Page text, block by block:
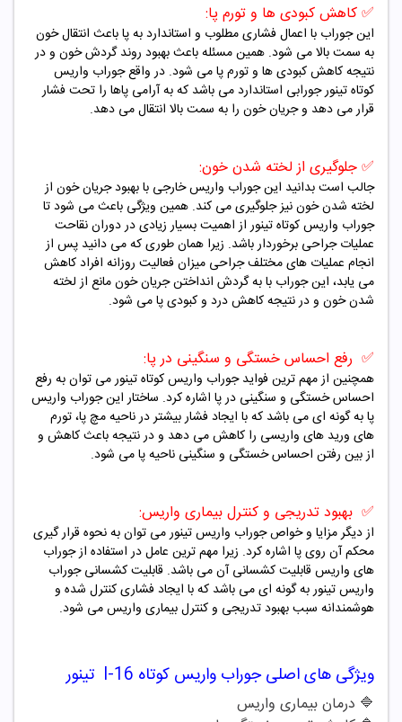
✅کاهش کبودی ها و تورم پا:
این جوراب با اعمال فشاری مطلوب و استاندارد به پا باعث انتقال خون
به سمت بالا می شود. همین مسئله باعث بهبود روند گردش خون و در
نتیجه کاهش کبودی ها و تورم پا می شود. در واقع جوراب واریس
کوتاه تینور جورابی استاندارد می باشد که به آرامی پاها را تحت فشار
قرار می دهد و جریان خون را به سمت بالا انتقال می دهد.
✅جلوگیری از لخته شدن خون:
جالب است بدانید این جوراب واریس خارجی با بهبود جریان خون از
لخته شدن خون نیز جلوگیری می کند. همین ویژگی باعث می شود تا
جوراب واریس کوتاه تینور از اهمیت بسیار زیادی در دوران نقاحت
عملیات جراحی برخوردار باشد. زیرا همان طوری که می دانید پس از
انجام عملیات های مختلف جراحی میزان فعالیت روزانه افراد کاهش
می یابد، این جوراب با به گردش انداختن جریان خون مانع از لخته
شدن خون و در نتیجه کاهش درد و کبودی پا می شود.
✅ رفع احساس خستگی و سنگینی در پا:
همچنین از مهم ترین فواید جوراب واریس کوتاه تینور می توان به رفع
احساس خستگی و سنگینی در پا اشاره کرد. ساختار این جوراب واریس
پا به گونه ای می باشد که با ایجاد فشار بیشتر در ناحیه مچ پا، تورم
های ورید های واریسی را کاهش می دهد و در نتیجه باعث کاهش و
از بین رفتن احساس خستگی و سنگینی ناحیه پا می شود.
✅ بهبود تدریجی و کنترل بیماری واریس:
از دیگر مزایا و خواص جوراب واریس تینور می توان به نحوه قرار گیری
محکم آن روی پا اشاره کرد. زیرا مهم ترین عامل در استفاده از جوراب
های واریس قابلیت کشسانی آن می باشد. قابلیت کشسانی جوراب
واریس تینور به گونه ای می باشد که با ایجاد فشاری کنترل شده و
هوشمندانه سبب بهبود تدریجی و کنترل بیماری واریس می شود.
ویژگی های اصلی جوراب واریس کوتاه I-16 تینور
🔷 درمان بیماری واریس